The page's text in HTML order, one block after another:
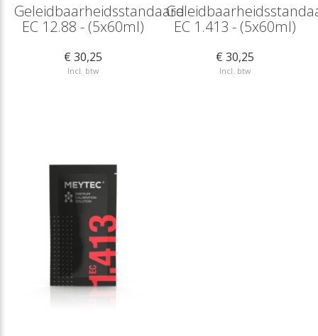
Geleidbaarheidsstandaard
EC 12.88 - (5x60ml)
€ 30,25
Incl. btw
EC 1.413 - (5x60ml)
€ 30,25
Incl. btw